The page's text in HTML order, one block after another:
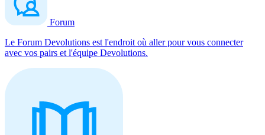
Forum
Le Forum Devolutions est l'endroit où aller pour vous connecter
avec vos pairs et l'équipe Devolutions.